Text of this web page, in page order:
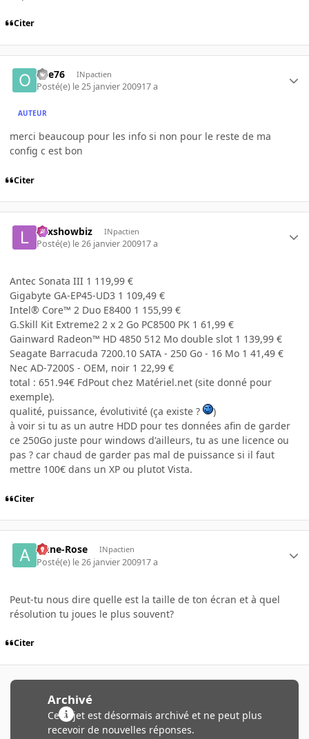
Citer
olle76 INpactien
Posté(e) le 25 janvier 200917 a
AUTEUR
merci beaucoup pour les info si non pour le reste de ma
config c est bon
Citer
Lexshowbiz INpactien
Posté(e) le 26 janvier 200917 a
Antec Sonata III 1 119,99 €
Gigabyte GA-EP45-UD3 1 109,49 €
Intel® Core™ 2 Duo E8400 1 155,99 €
G.Skill Kit Extreme2 2 x 2 Go PC8500 PK 1 61,99 €
Gainward Radeon™ HD 4850 512 Mo double slot 1 139,99 €
Seagate Barracuda 7200.10 SATA - 250 Go - 16 Mo 1 41,49 €
Nec AD-7200S - OEM, noir 1 22,99 €
total : 651.94€ FdPout chez Matériel.net (site donné pour
exemple).
qualité, puissance, évolutivité (ça existe ?
)
à voir si tu as un autre HDD pour tes données afin de garder
ce 250Go juste pour windows d'ailleurs, tu as une licence ou
pas ? car chaud de garder pas mal de puissance si il faut
mettre 100€ dans un XP ou plutot Vista.
Citer
Anne-Rose INpactien
Posté(e) le 26 janvier 200917 a
Peut-tu nous dire quelle est la taille de ton écran et à quel
résolution tu joues le plus souvent?
Citer
Archivé
Ce sujet est désormais archivé et ne peut plus
recevoir de nouvelles réponses.